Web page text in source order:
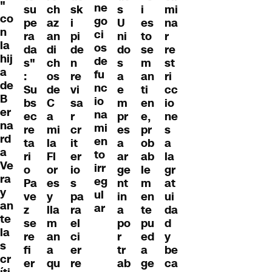
"
co
n
la
hij
a
de
B
er
na
rd
a
Ve
ra
y
an
te
la
s
cr
su
pe
ra
da
s"
:
Su
bs
ec
re
ta
ri
o
Pa
ve
z
se
re
fi
er
ch
az
an
di
ch
os
de
C
a
mi
la
Fl
or
es
y
lla
m
an
a
qu
sk
i
pi
de
n
re
vi
sa
r
cr
it
er
io
s
pa
ra
el
ci
er
re
ne
go
ci
os
de
fu
nc
io
na
mi
en
to
irr
eg
ul
ar
s
U
ni
do
s
a
e
m
pr
es
a
ar
ge
nt
in
a
po
r
tr
ab
i
es
to
se
m
an
ti
en
e,
pr
ob
ab
le
m
en
te
pu
ed
a
ge
mi
na
r
re
st
ri
cc
io
ne
s
a
la
gr
at
ui
da
d
y
be
ca